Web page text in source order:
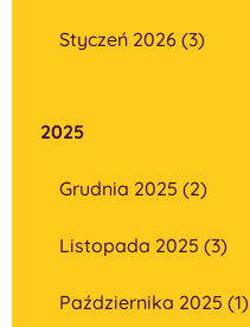
Styczeń 2026 (3)
2025
Grudnia 2025 (2)
Listopada 2025 (3)
Października 2025 (1)